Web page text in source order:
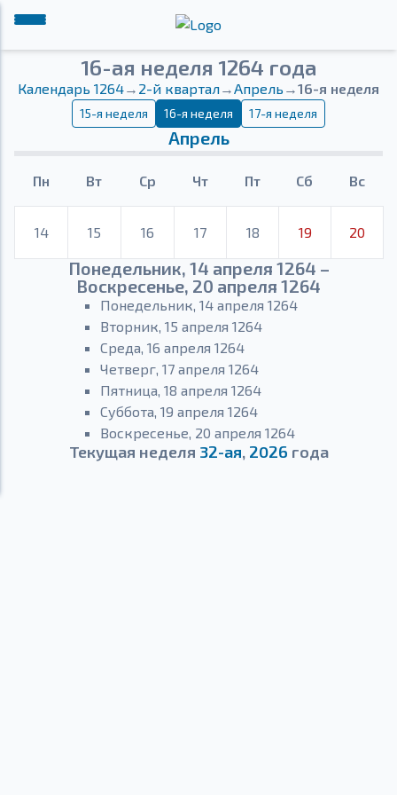
16-ая неделя 1264 года
Календарь 1264→ 2-й квартал→Апрель →16-я неделя
15-я неделя 16-я неделя 17-я неделя
Апрель
Пн Вт Ср Чт Пт Сб Вс
14 15 16 17 18 19 20
Понедельник, 14 апреля 1264 –
Воскресенье, 20 апреля 1264
Понедельник, 14 апреля 1264
Вторник, 15 апреля 1264
Среда, 16 апреля 1264
Четверг, 17 апреля 1264
Пятница, 18 апреля 1264
Суббота, 19 апреля 1264
Воскресенье, 20 апреля 1264
Текущая неделя 32-ая, 2026 года